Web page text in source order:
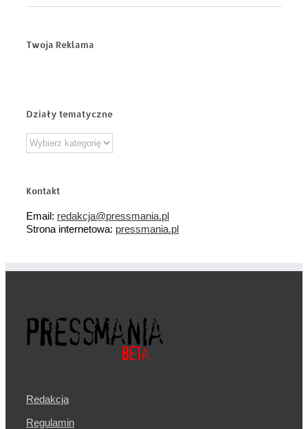
Twoja Reklama
Działy tematyczne
Działy
tematyczne
Kontakt
Email: redakcja@pressmania.pl
Strona internetowa: pressmania.pl
Redakcja
Regulamin